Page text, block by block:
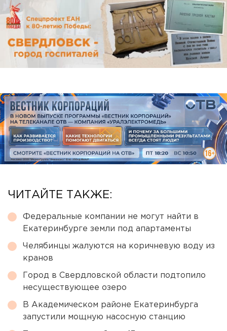
ЧИТАЙТЕ ТАКЖЕ:
Федеральные компании не могут найти в
Екатеринбурге земли под апартаменты
Челябинцы жалуются на коричневую воду из
кранов
Город в Свердловской области подтопило
несуществующее озеро
В Академическом районе Екатеринбурга
запустили мощную насосную станцию